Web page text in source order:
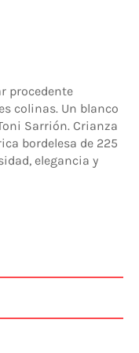
procedente
colinas. Un blanco
Sarrión. Crianza
bordelesa de 225
elegancia y